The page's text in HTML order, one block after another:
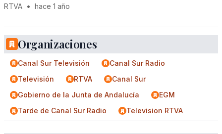
RTVA • hace 1 año
Organizaciones
Canal Sur Televisión
Canal Sur Radio
Televisión
RTVA
Canal Sur
Gobierno de la Junta de Andalucía
EGM
Tarde de Canal Sur Radio
Television RTVA